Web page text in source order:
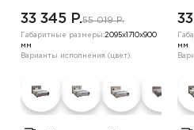
33 345 P.55 019 P.
Габаритные размеры:2095х1710х900
мм
Варианты исполнения (цвет):
мм